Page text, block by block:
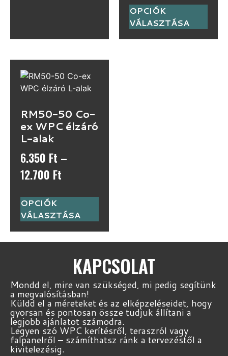
OPCIÓK
VÁLASZTÁSA
RM50-50 Co-
ex WPC élzáró
L-alak
6.350 Ft –
12.700 Ft
OPCIÓK
VÁLASZTÁSA
KAPCSOLAT
Mondd el, mire van szükséged, mi pedig segítünk
a megvalósításban!
Küldd el a méreteket és az elképzeléseidet, hogy
gyorsan és pontosan össze tudjuk állítani a
legjobb ajánlatot számodra.
Legyen szó WPC kerítésről, teraszról vagy
falpanelről – számíthatsz ránk a tervezéstől a
kivitelezésig.